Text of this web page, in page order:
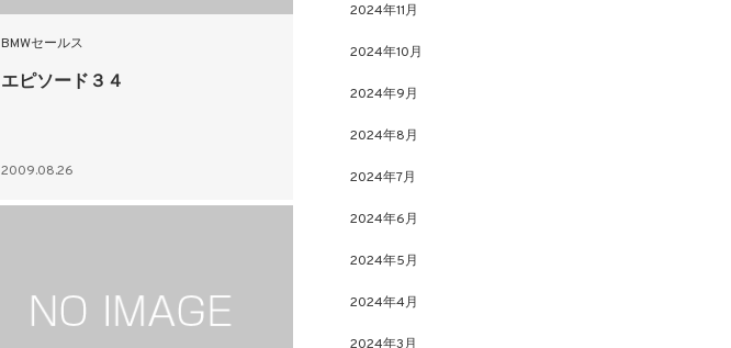
BMWセールス
エピソード３４
2009.08.26
2024年11月
2024年10月
2024年9月
2024年8月
2024年7月
2024年6月
2024年5月
2024年4月
2024年3月